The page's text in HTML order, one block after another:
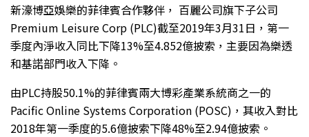
新濠博亞娛樂的菲律賓合作夥伴， 百麗公司旗下子公司
Premium Leisure Corp (PLC)截至2019年3月31日，第一
季度內淨收入同比下降13%至4.852億披索，主要因為樂透
和基諾部門收入下降。
由PLC持股50.1%的菲律賓兩大博彩產業系統商之一的
Pacific Online Systems Corporation (POSC)，其收入對比
2018年第一季度的5.6億披索下降48%至2.94億披索。